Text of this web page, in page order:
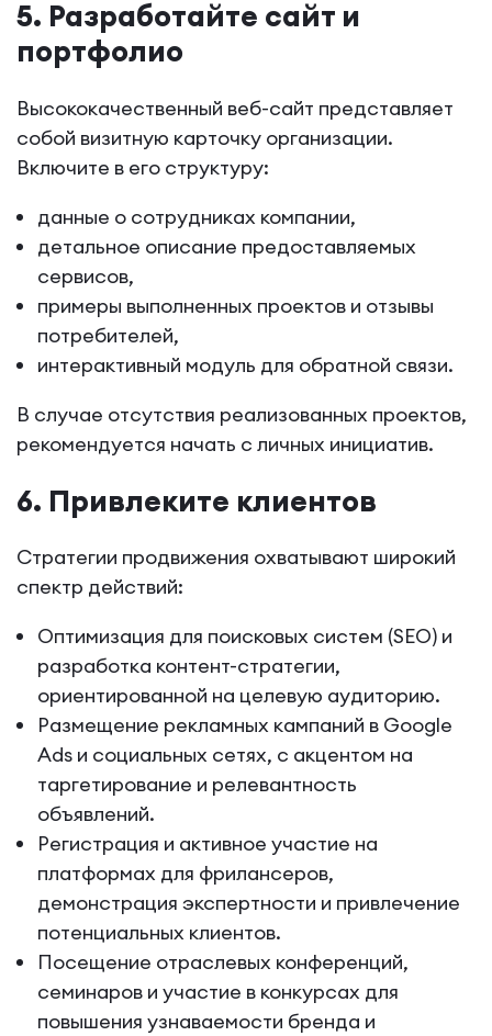
5. Разработайте сайт и
портфолио
Высококачественный веб-сайт представляет
собой визитную карточку организации.
Включите в его структуру:
данные о сотрудниках компании,
детальное описание предоставляемых
сервисов,
примеры выполненных проектов и отзывы
потребителей,
интерактивный модуль для обратной связи.
В случае отсутствия реализованных проектов,
рекомендуется начать с личных инициатив.
6. Привлеките клиентов
Стратегии продвижения охватывают широкий
спектр действий:
Оптимизация для поисковых систем (SEO) и
разработка контент-стратегии,
ориентированной на целевую аудиторию.
Размещение рекламных кампаний в Google
Ads и социальных сетях, с акцентом на
таргетирование и релевантность
объявлений.
Регистрация и активное участие на
платформах для фрилансеров,
демонстрация экспертности и привлечение
потенциальных клиентов.
Посещение отраслевых конференций,
семинаров и участие в конкурсах для
повышения узнаваемости бренда и